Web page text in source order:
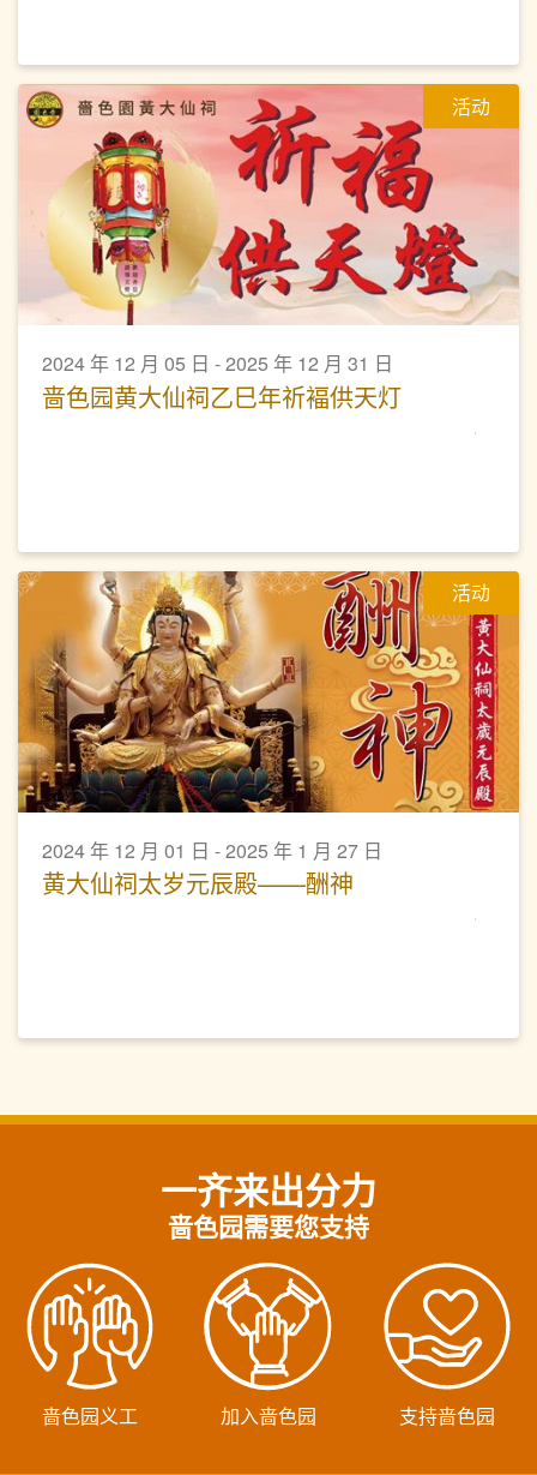
活动
2024 年 12 月 05 日 - 2025 年 12 月 31 日
啬色园黄大仙祠乙巳年祈褔供天灯
活动
2024 年 12 月 01 日 - 2025 年 1 月 27 日
黄大仙祠太岁元辰殿——酬神
一齐来出分力
啬色园需要您支持
啬色园义工 加入啬色园 支持啬色园